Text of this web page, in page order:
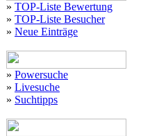
» TOP-Liste Bewertung
» TOP-Liste Besucher
» Neue Einträge
» Powersuche
» Livesuche
» Suchtipps